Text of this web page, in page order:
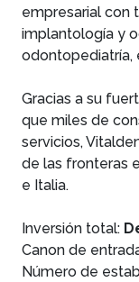
empresarial con
implantología y
odontopediatría,
Gracias a su
que miles de
servicios,
de las fronteras
e Italia.
Inversión total:
Canon de
Número de